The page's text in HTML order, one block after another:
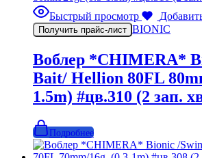
Быстрый просмотр
Получить прайс-лист BIONIC
Воблер *CHIMERA*
Bait/ Hellion 80FL
1.5m) #цв.310 (2 зап.
Подробнее